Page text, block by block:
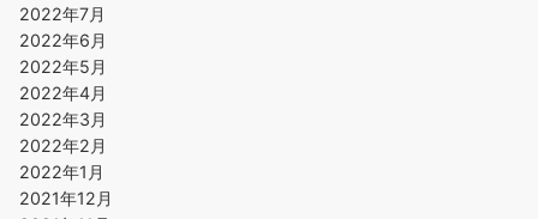
2022年7月
2022年6月
2022年5月
2022年4月
2022年3月
2022年2月
2022年1月
2021年12月